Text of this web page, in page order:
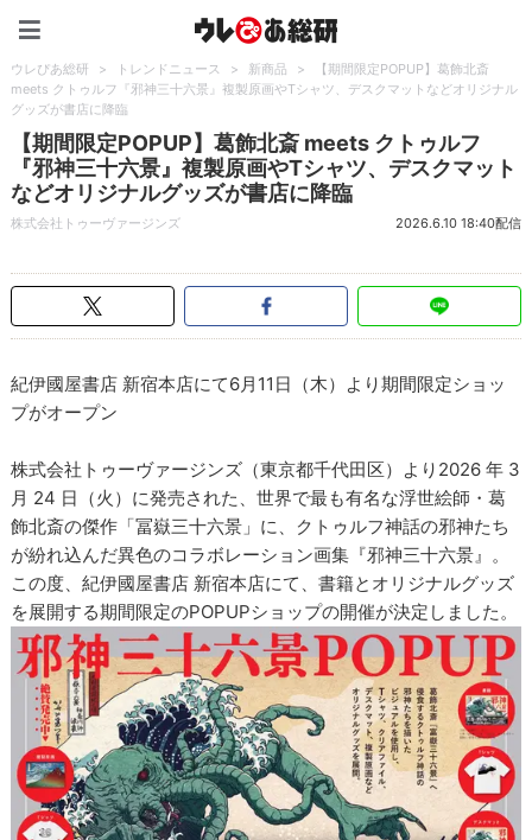
ウレぴあ総研 > トレンドニュース > 新商品 >
【期間限定POPUP】葛飾北斎
meets クトゥルフ『邪神三十六景』複製原画やTシャツ、デスクマットなどオリジナル
グッズが書店に降臨
【期間限定POPUP】葛飾北斎 meets クトゥルフ
『邪神三十六景』複製原画やTシャツ、デスクマット
などオリジナルグッズが書店に降臨
株式会社トゥーヴァージンズ 2026.6.10 18:40配信
紀伊國屋書店 新宿本店にて6月11日（木）より期間限定ショッ
プがオープン
株式会社トゥーヴァージンズ（東京都千代田区）より2026 年 3
月 24 日（火）に発売された、世界で最も有名な浮世絵師・葛
飾北斎の傑作「冨嶽三十六景」に、クトゥルフ神話の邪神たち
が紛れ込んだ異色のコラボレーション画集『邪神三十六景』。
この度、紀伊國屋書店 新宿本店にて、書籍とオリジナルグッズ
を展開する期間限定のPOPUPショップの開催が決定しました。